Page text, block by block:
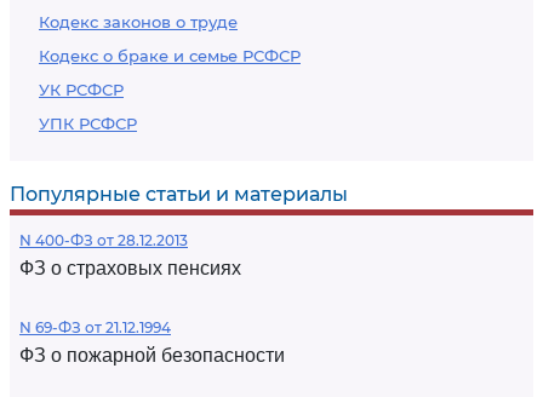
Кодекс законов о труде
Кодекс о браке и семье РСФСР
УК РСФСР
УПК РСФСР
Популярные статьи и материалы
N 400-ФЗ от 28.12.2013
ФЗ о страховых пенсиях
N 69-ФЗ от 21.12.1994
ФЗ о пожарной безопасности